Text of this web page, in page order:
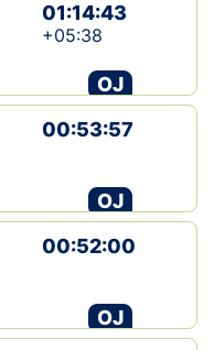
01:14:43
+05:38
OJ
00:53:57
OJ
00:52:00
OJ